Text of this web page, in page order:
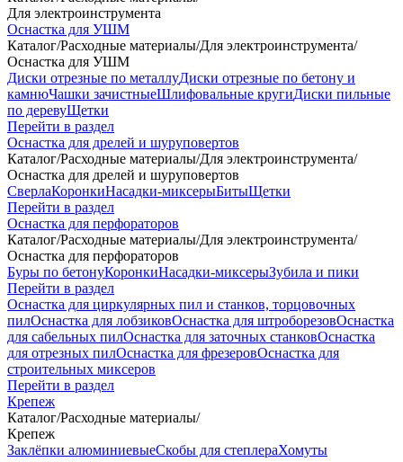
Для электроинструмента
Оснастка для УШМ
Каталог/Расходные материалы/Для электроинструмента/
Оснастка для УШМ
Диски отрезные по металлуДиски отрезные по бетону и
камнюЧашки зачистныеШлифовальные кругиДиски пильные
по деревуЩетки
Перейти в раздел
Оснастка для дрелей и шуруповертов
Каталог/Расходные материалы/Для электроинструмента/
Оснастка для дрелей и шуруповертов
СверлаКоронкиНасадки-миксерыБитыЩетки
Перейти в раздел
Оснастка для перфораторов
Каталог/Расходные материалы/Для электроинструмента/
Оснастка для перфораторов
Буры по бетонуКоронкиНасадки-миксерыЗубила и пики
Перейти в раздел
Оснастка для циркулярных пил и станков, торцовочных
пилОснастка для лобзиковОснастка для штроборезовОснастка
для сабельных пилОснастка для заточных станковОснастка
для отрезных пилОснастка для фрезеровОснастка для
строительных миксеров
Перейти в раздел
Крепеж
Каталог/Расходные материалы/
Крепеж
Заклёпки алюминиевыеСкобы для степлераХомуты